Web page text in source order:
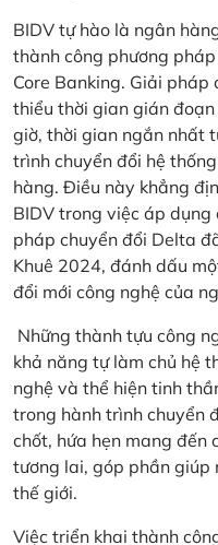
BIDV tự hào là ngân
thành công phương
Core Banking. Giải
thiểu thời gian gián
giờ, thời gian ngắn nhất
trình chuyển đổi hệ
hàng. Điều này khẳng
BIDV trong việc áp
pháp chuyển đổi Delta
Khuê 2024, đánh dấu
đổi mới công nghệ của
Những thành tựu công
khả năng tự làm chủ hệ
nghệ và thể hiện tinh
trong hành trình chuyển
chốt, hứa hẹn mang đến
tương lai, góp phần giúp
thế giới.
Việc triển khai thành